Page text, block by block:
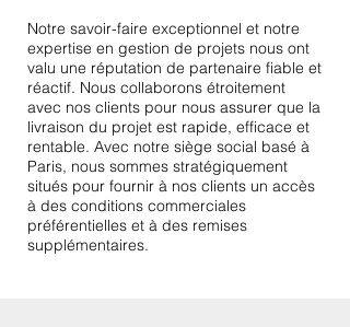
Notre savoir-faire exceptionnel et notre
expertise en gestion de projets nous ont
valu une réputation de partenaire fiable et
réactif. Nous collaborons étroitement
avec nos clients pour nous assurer que la
livraison du projet est rapide, efficace et
rentable. Avec notre siège social basé à
Paris, nous sommes stratégiquement
situés pour fournir à nos clients un accès
à des conditions commerciales
préférentielles et à des remises
supplémentaires.